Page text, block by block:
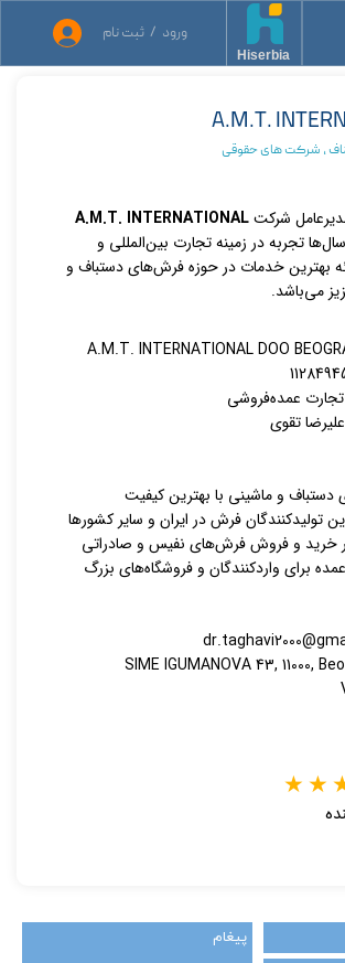
ورود / ثبت نام
Hiserbia
A.M.T.
، شرکت های حقوقی
شرکتA.M.T. INTERNATIONAL
سال‌ها تجربه در زمینه تجارت بین‌المللی و
بهترین خدمات در حوزه فرش‌های دستباف و
می‌باشد.
تجارت عمده‌فروشی
علیرضا تقوی
و ماشینی با بهترین کیفیت
تولیدکنندگان فرش در ایران و سایر کشورها
در خرید و فروش فرش‌های نفیس و صادراتی
برای واردکنندگان و فروشگاه‌های بزرگ
SIME IGUMANOVA 43, 11000,